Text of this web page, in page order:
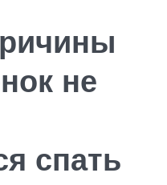
не
спать